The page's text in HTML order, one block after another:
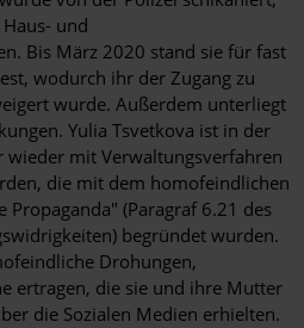
und
Bis März 2020 stand sie für fast
wodurch ihr der Zugang zu
wurde. Außerdem unterliegt
Yulia Tsvetkova ist in der
wieder mit Verwaltungsverfahren
die mit dem homofeindlichen
Propaganda" (Paragraf 6.21 des
begründet wurden.
Drohungen,
ertragen, die sie und ihre Mutter
die Sozialen Medien erhielten.